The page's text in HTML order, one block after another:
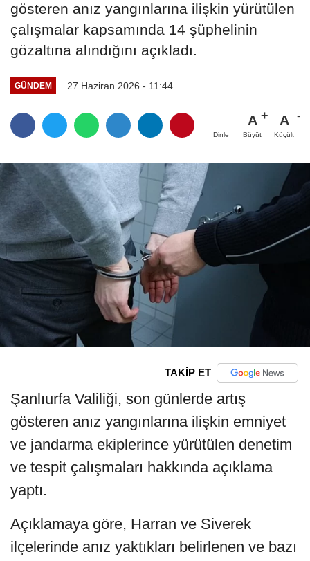
gösteren anız yangınlarına ilişkin yürütülen
çalışmalar kapsamında 14 şüphelinin
gözaltına alındığını açıkladı.
GÜNDEM 27 Haziran 2026 - 11:44
Dinle
A
Büyüt
A
Küçült
TAKİP ET
Şanlıurfa Valiliği, son günlerde artış
gösteren anız yangınlarına ilişkin emniyet
ve jandarma ekiplerince yürütülen denetim
ve tespit çalışmaları hakkında açıklama
yaptı.
Açıklamaya göre, Harran ve Siverek
ilçelerinde anız yaktıkları belirlenen ve bazı